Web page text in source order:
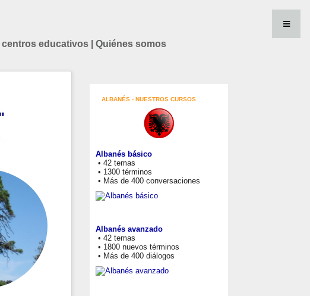
centros educativos Quiénes somos
ALBANÉS - NUESTROS CURSOS
Albanés básico
• 42 temas
• 1300 términos
• Más de 400 conversaciones
Albanés avanzado
• 42 temas
• 1800 nuevos términos
• Más de 400 diálogos